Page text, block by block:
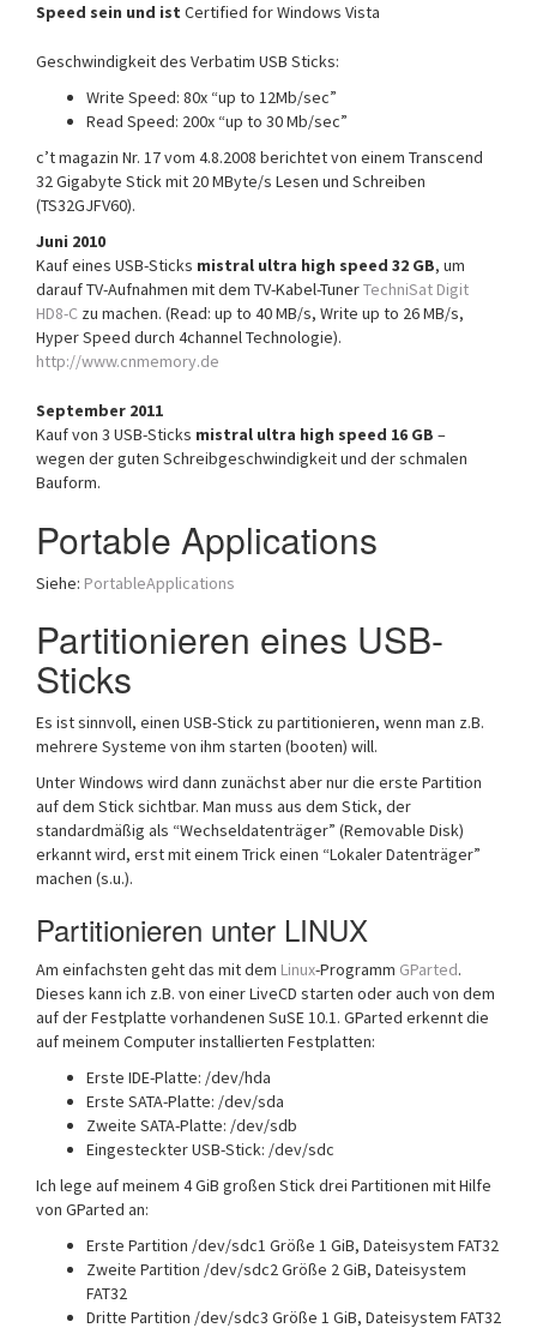
Speed sein und ist Certified for Windows Vista
Geschwindigkeit des Verbatim USB Sticks:
Write Speed: 80x “up to 12Mb/sec”
Read Speed: 200x “up to 30 Mb/sec”
c’t magazin Nr. 17 vom 4.8.2008 berichtet von einem Transcend
32 Gigabyte Stick mit 20 MByte/s Lesen und Schreiben
(TS32GJFV60).
Juni 2010
Kauf eines USB-Sticks mistral ultra high speed 32 GB, um
darauf TV-Aufnahmen mit dem TV-Kabel-TunerTechniSat Digit
HD8-C zu machen. (Read: up to 40 MB/s, Write up to 26 MB/s,
Hyper Speed durch 4channel Technologie).
http://www.cnmemory.de
September 2011
Kauf von 3 USB-Sticks mistral ultra high speed 16 GB –
wegen der guten Schreibgeschwindigkeit und der schmalen
Bauform.
Portable Applications
Siehe: PortableApplications
Partitionieren eines USB-
Sticks
Es ist sinnvoll, einen USB-Stick zu partitionieren, wenn man z.B.
mehrere Systeme von ihm starten (booten) will.
Unter Windows wird dann zunächst aber nur die erste Partition
auf dem Stick sichtbar. Man muss aus dem Stick, der
standardmäßig als “Wechseldatenträger” (Removable Disk)
erkannt wird, erst mit einem Trick einen “Lokaler Datenträger”
machen (s.u.).
Partitionieren unter LINUX
Am einfachsten geht das mit dem Linux-Programm GParted.
Dieses kann ich z.B. von einer LiveCD starten oder auch von dem
auf der Festplatte vorhandenen SuSE 10.1. GParted erkennt die
auf meinem Computer installierten Festplatten:
Erste IDE-Platte: /dev/hda
Erste SATA-Platte: /dev/sda
Zweite SATA-Platte: /dev/sdb
Eingesteckter USB-Stick: /dev/sdc
Ich lege auf meinem 4 GiB großen Stick drei Partitionen mit Hilfe
von GParted an:
Erste Partition /dev/sdc1 Größe 1 GiB, Dateisystem FAT32
Zweite Partition /dev/sdc2 Größe 2 GiB, Dateisystem
FAT32
Dritte Partition /dev/sdc3 Größe 1 GiB, Dateisystem FAT32